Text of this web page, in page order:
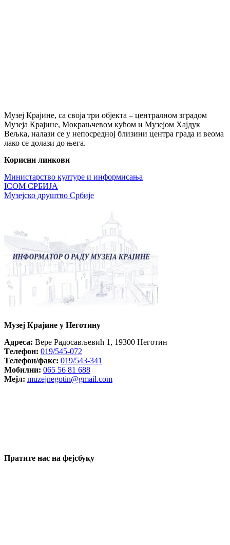
Музеј Крајине, са своја три објекта – централном зградом
Музеја Крајине, Мокрањчевом кућом и Музејом Хајдук
Вељка, налази се у непосредној близини центра града и веома
лако се долази до њега.
Корисни линкови
Министарство културе и информисања
ICOM СРБИЈА
Музејско друштво Србије
Музеј Крајине у Неготину
Aдреса: Вере Радосављевић 1, 19300 Неготин
Tелефон: 019/545-072
Tелефон/факс: 019/543-341
Mобилни: 065 56 81 688
Mејл: muzejnegotin@gmail.com
Пратите нас на фејсбуку